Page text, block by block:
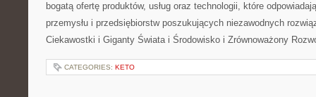
bogatą ofertę produktów, usług oraz technologii, które
przemysłu i przedsiębiorstw poszukujących niezawodnych
Ciekawostki i Giganty Świata i Środowisko i Zrównoważony
CATEGORIES: KETO